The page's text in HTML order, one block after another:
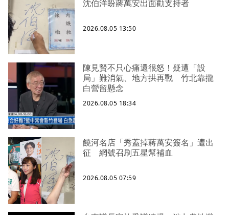
沈伯洋盼蔣萬安出面勸支持者
2026.08.05 13:50
陳見賢不只心痛還很怒！疑遭「設
局」難消氣、地方拱再戰 竹北靠攏
白營留懸念
2026.08.05 18:34
饒河名店「秀蓋掉蔣萬安簽名」遭出
征 網號召刷五星幫補血
2026.08.05 07:59